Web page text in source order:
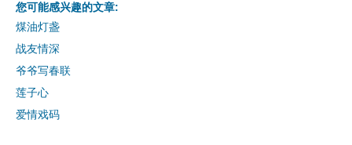
您可能感兴趣的文章:
煤油灯盏
战友情深
爷爷写春联
莲子心
爱情戏码